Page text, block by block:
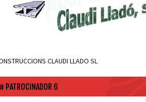
CLAUDI LLADO SL
PATROCINADOR 6